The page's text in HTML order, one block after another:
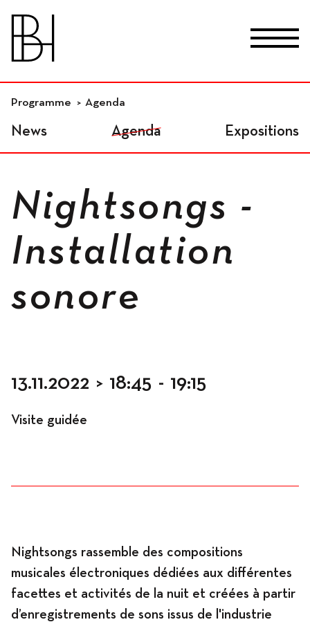
Lieux
Ateliers indépendants
Espaces
Occupation
Ateliers
Programme Agenda
News Agenda Expositions
Nightsongs -
Installation
sonore
13.11.2022 > 18:45 - 19:15
Visite guidée
Nightsongs rassemble des compositions
musicales électroniques dédiées aux différentes
facettes et activités de la nuit et créées à partir
d’enregistrements de sons issus de l'industrie